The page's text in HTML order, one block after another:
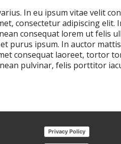
In eu ipsum vitae velit
consectetur adipiscing
consequat lorem ut felis
purus ipsum. In auctor
consequat laoreet, tortor
pulvinar, felis porttitor
Privacy Policy